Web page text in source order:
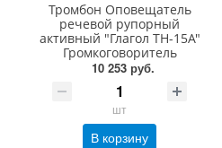
Тромбон Оповещатель
речевой рупорный
активный "Глагол ТН-15А"
Громкоговоритель
10 253 руб.
шт
В корзину